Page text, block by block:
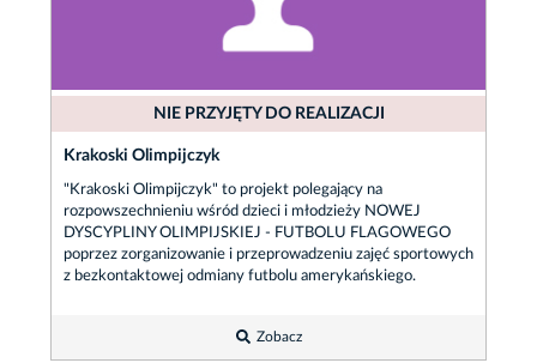
NIE PRZYJĘTY DO REALIZACJI
Krakoski Olimpijczyk
"Krakoski Olimpijczyk" to projekt polegający na
rozpowszechnieniu wśród dzieci i młodzieży NOWEJ
DYSCYPLINY OLIMPIJSKIEJ - FUTBOLU FLAGOWEGO
poprzez zorganizowanie i przeprowadzeniu zajęć sportowych
z bezkontaktowej odmiany futbolu amerykańskiego.
Zobacz